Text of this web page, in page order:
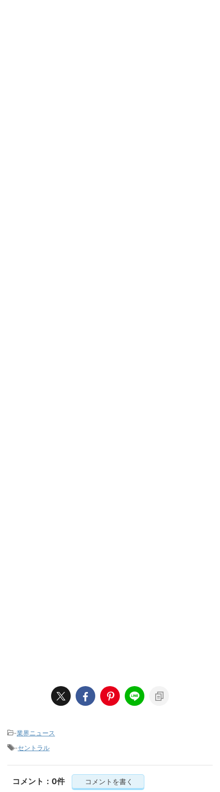
-業界ニュース
-セントラル
コメント：0件 コメントを書く